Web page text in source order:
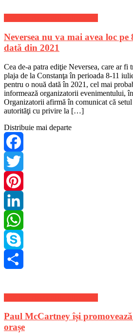
Neversea nu va mai avea loc
dată din 2021
Cea de-a patra ediţie Neversea, care ar fi
plaja de la Constanţa în perioada 8-11
pentru o nouă dată în 2021, cel mai
informează organizatorii evenimentului,
Organizatorii afirmă în comunicat că
autorităţi cu privire la […]
Distribuie mai departe
Facebook
Twitter
Pinterest
LinkedIn
WhatsApp
Skype
Paul McCartney își
orașe